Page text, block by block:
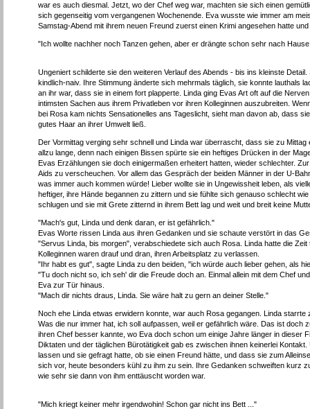
war es auch diesmal. Jetzt, wo der Chef weg war, machten sie sich einen
sich gegenseitig vom vergangenen Wochenende. Eva wusste wie immer am
Samstag-Abend mit ihrem neuen Freund zuerst einen Krimi angesehen hatte
"Ich wollte nachher noch Tanzen gehen, aber er drängte schon sehr nach
Ungeniert schilderte sie den weiteren Verlauf des Abends - bis ins kleinste
kindlich-naiv. Ihre Stimmung änderte sich mehrmals täglich, sie konnte lauthals
an ihr war, dass sie in einem fort plapperte. Linda ging Evas Art oft auf die
intimsten Sachen aus ihrem Privatleben vor ihren Kolleginnen auszubreiten.
bei Rosa kam nichts Sensationelles ans Tageslicht, sieht man davon ab, dass
gutes Haar an ihrer Umwelt ließ.
Der Vormittag verging sehr schnell und Linda war überrascht, dass sie zu
allzu lange, denn nach einigen Bissen spürte sie ein heftiges Drücken in der
Evas Erzählungen sie doch einigermaßen erheitert hatten, wieder schlechter.
Aids zu verscheuchen. Vor allem das Gespräch der beiden Männer in der U-
was immer auch kommen würde! Lieber wollte sie in Ungewissheit leben, als
heftiger, ihre Hände begannen zu zittern und sie fühlte sich genauso schlecht
schlugen und sie mit Grete zitternd in ihrem Bett lag und weit und breit keine
"Mach's gut, Linda und denk daran, er ist gefährlich."
Evas Worte rissen Linda aus ihren Gedanken und sie schaute verstört in das
"Servus Linda, bis morgen", verabschiedete sich auch Rosa. Linda hatte die
Kolleginnen waren drauf und dran, ihren Arbeitsplatz zu verlassen.
"Ihr habt es gut", sagte Linda zu den beiden, "ich würde auch lieber gehen, als
"Tu doch nicht so, ich seh' dir die Freude doch an. Einmal allein mit dem Chef
Eva zur Tür hinaus.
"Mach dir nichts draus, Linda. Sie wäre halt zu gern an deiner Stelle."
Noch ehe Linda etwas erwidern konnte, war auch Rosa gegangen. Linda
Was die nur immer hat, ich soll aufpassen, weil er gefährlich wäre. Das ist
ihren Chef besser kannte, wo Eva doch schon um einige Jahre länger in dieser
Diktaten und der täglichen Bürotätigkeit gab es zwischen ihnen keinerlei
lassen und sie gefragt hatte, ob sie einen Freund hätte, und dass sie zum
sich vor, heute besonders kühl zu ihm zu sein. Ihre Gedanken schweiften kurz
wie sehr sie dann von ihm enttäuscht worden war.
"Mich kriegt keiner mehr irgendwohin! Schon gar nicht ins Bett ..."